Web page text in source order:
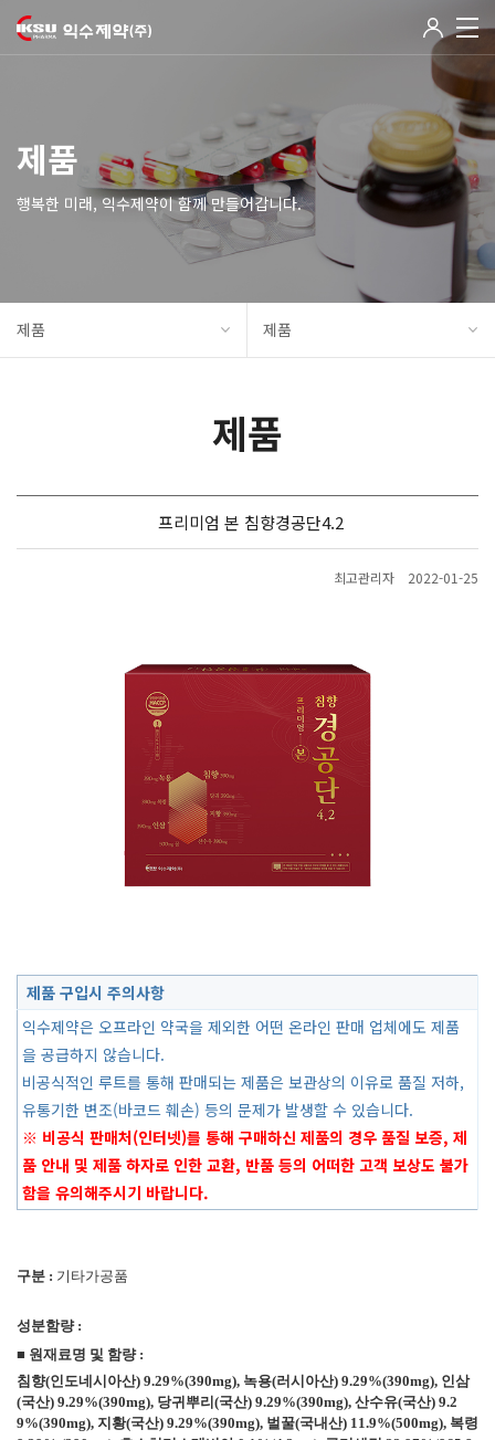
제품
행복한 미래, 익수제약이 함께 만들어갑니다.
제품 제품
제품
프리미엄 본 침향경공단4.2
최고관리자 2022-01-25
제품 구입시 주의사항
익수제약은 오프라인 약국을 제외한 어떤 온라인 판매 업체에도 제품
을 공급하지 않습니다.
비공식적인 루트를 통해 판매되는 제품은 보관상의 이유로 품질 저하,
유통기한 변조(바코드 훼손) 등의 문제가 발생할 수 있습니다.
※ 비공식 판매처(인터넷)를 통해 구매하신 제품의 경우 품질 보증, 제
품 안내 및 제품 하자로 인한 교환, 반품 등의 어떠한 고객 보상도 불가
함을 유의해주시기 바랍니다.
구분 : 기타가공품
성분함량 :
■ 원재료명 및 함량 :
침향(인도네시아산) 9.29%(390mg), 녹용(러시아산) 9.29%(390mg), 인삼
(국산) 9.29%(390mg), 당귀뿌리 (국산) 9.29%(390mg), 산수유(국산) 9.2
9%(390mg), 지황(국산) 9.29%(390mg), 벌꿀(국내산) 11.9%(500mg), 복령